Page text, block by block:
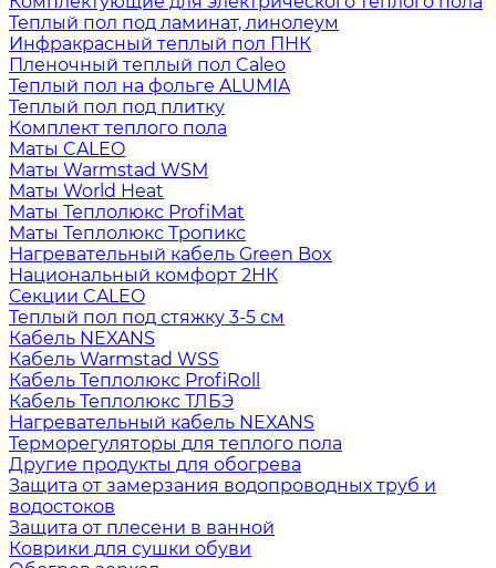
Теплый пол под ламинат, линолеум
Инфракрасный теплый пол ПНК
Пленочный теплый пол Caleo
Теплый пол на фольге ALUMIA
Теплый пол под плитку
Комплект теплого пола
Маты CALEO
Маты Warmstad WSM
Маты World Heat
Маты Теплолюкс ProfiMat
Маты Теплолюкс Тропикс
Нагревательный кабель Green Box
Национальный комфорт 2НК
Секции CALEO
Теплый пол под стяжку 3-5 см
Кабель NEXANS
Кабель Warmstad WSS
Кабель Теплолюкс ProfiRoll
Кабель Теплолюкс ТЛБЭ
Нагревательный кабель NEXANS
Терморегуляторы для теплого пола
Другие продукты для обогрева
Защита от замерзания водопроводных труб и
водостоков
Защита от плесени в ванной
Коврики для сушки обуви